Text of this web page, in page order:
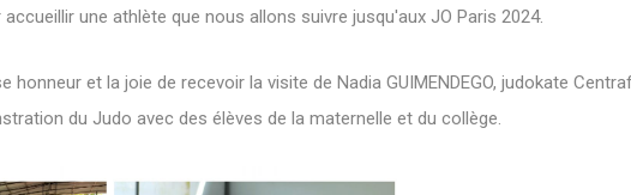
une athlète que nous allons suivre jusqu'aux JO Paris 2024.
honneur et la joie de recevoir la visite de Nadia GUIMENDEGO, judokate
du Judo avec des élèves de la maternelle et du collège.